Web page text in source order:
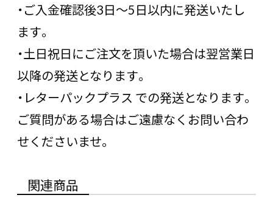
・ご入金確認後3日〜5日以内に発送いたし
ます。
・土日祝日にご注文を頂いた場合は翌営業日
以降の発送となります。
・レターパックプラス での発送となります。
ご質問がある場合はご遠慮なくお問い合わ
せくださいませ。
関連商品